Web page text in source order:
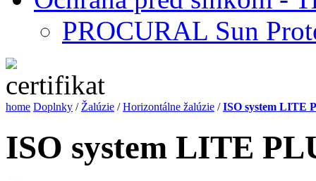
PROCURAL Sun
home Doplnky / Žalúzie /Horizontálne žalúzie /ISO system LITE
ISO system LITE